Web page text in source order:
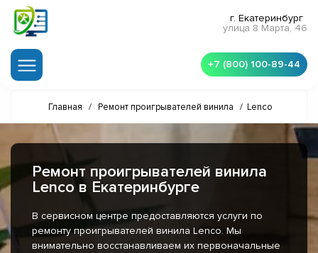
г. Екатеринбург
улица 8 Марта, 46
+7 (800) 100-89-44
Главная / Ремонт проигрывателей винила / Lenco
Ремонт проигрывателей винила
Lenco в Екатеринбурге
В сервисном центре предоставляются услуги по
ремонту проигрывателей винила Lenco. Мы
внимательно восстанавливаем их первоначальные